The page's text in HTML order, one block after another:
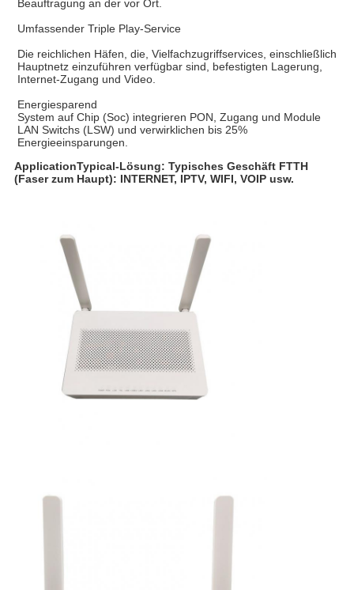
Beauftragung an der vor Ort.
Umfassender Triple Play-Service
Die reichlichen Häfen, die, Vielfachzugriffservices, einschließlich
Hauptnetz einzuführen verfügbar sind, befestigten Lagerung,
Internet-Zugang und Video.
Energiesparend
System auf Chip (Soc) integrieren PON, Zugang und Module
LAN Switchs (LSW) und verwirklichen bis 25%
Energieeinsparungen.
ApplicationTypical-Lösung: Typisches Geschäft FTTH
(Faser zum Haupt): INTERNET, IPTV, WIFI, VOIP usw.